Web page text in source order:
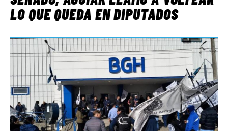
LO QUE QUEDA EN DIPUTADOS